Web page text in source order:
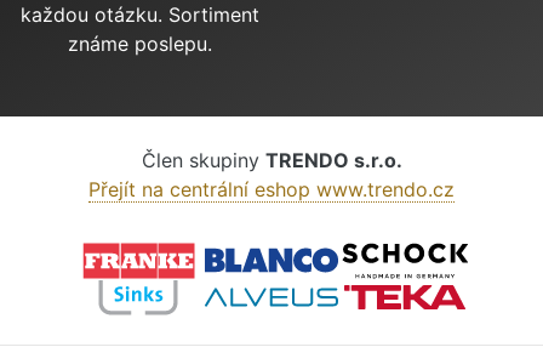
každou otázku. Sortiment
známe poslepu.
Člen skupiny TRENDO s.r.o.
Přejít na centrální eshop www.trendo.cz